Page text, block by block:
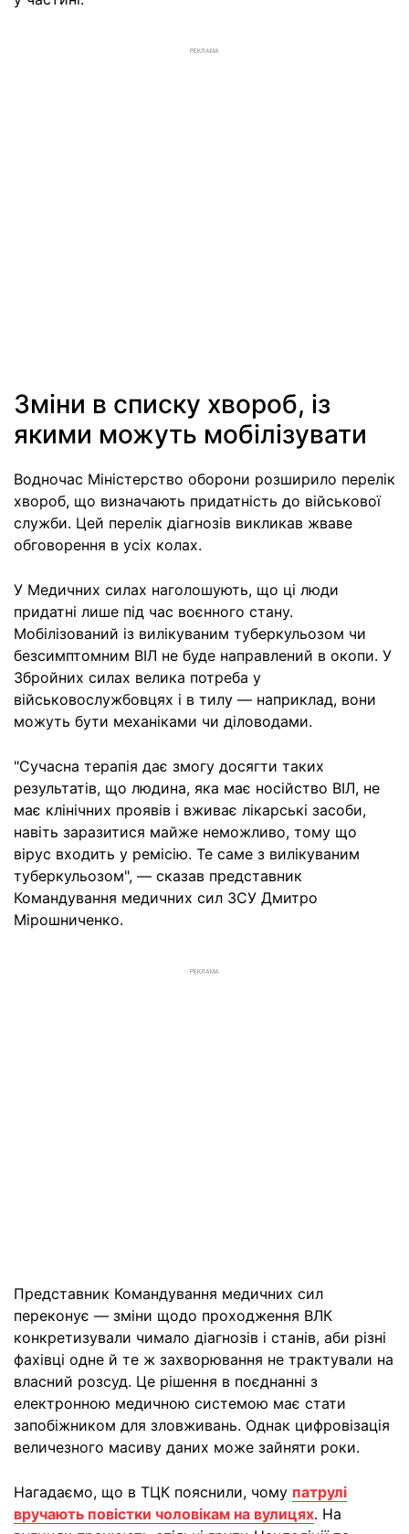
РЕКЛАМА
Зміни в списку хвороб, із
якими можуть мобілізувати
Водночас Міністерство оборони розширило перелік
хвороб, що визначають придатність до військової
служби. Цей перелік діагнозів викликав жваве
обговорення в усіх колах.
У Медичних силах наголошують, що ці люди
придатні лише під час воєнного стану.
Мобілізований із вилікуваним туберкульозом чи
безсимптомним ВІЛ не буде направлений в окопи. У
Збройних силах велика потреба у
військовослужбовцях і в тилу — наприклад, вони
можуть бути механіками чи діловодами.
"Сучасна терапія дає змогу досягти таких
результатів, що людина, яка має носійство ВІЛ, не
має клінічних проявів і вживає лікарські засоби,
навіть заразитися майже неможливо, тому що
вірус входить у ремісію. Те саме з вилікуваним
туберкульозом", — сказав представник
Командування медичних сил ЗСУ Дмитро
Мірошниченко.
РЕКЛАМА
Представник Командування медичних сил
переконує — зміни щодо проходження ВЛК
конкретизували чимало діагнозів і станів, аби різні
фахівці одне й те ж захворювання не трактували на
власний розсуд. Це рішення в поєднанні з
електронною медичною системою має стати
запобіжником для зловживань. Однак цифровізація
величезного масиву даних може зайняти роки.
Нагадаємо, що в ТЦК пояснили, чому патрулі
вручають повістки чоловікам на вулицях. На